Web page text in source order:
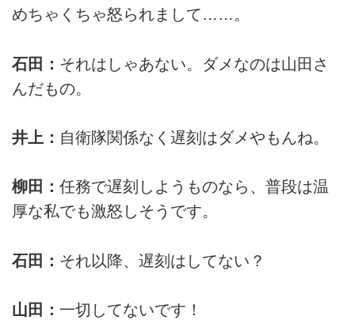
めちゃくちゃ怒られまして……。
石田： それはしゃあない。ダメなのは山田さ
んだもの。
井上： 自衛隊関係なく遅刻はダメやもんね。
柳田： 任務で遅刻しようものなら、普段は温
厚な私でも激怒しそうです。
石田： それ以降、遅刻はしてない？
山田： 一切してないです！